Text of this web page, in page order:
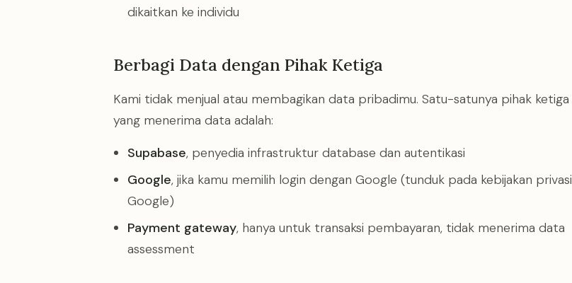
dikaitkan ke individu
Berbagi Data dengan Pihak Ketiga
Kami tidak menjual atau membagikan data pribadimu. Satu-satunya pihak ketiga
yang menerima data adalah:
Supabase, penyedia infrastruktur database dan autentikasi
Google, jika kamu memilih login dengan Google (tunduk pada kebijakan privasi
Google)
Payment gateway, hanya untuk transaksi pembayaran, tidak menerima data
assessment